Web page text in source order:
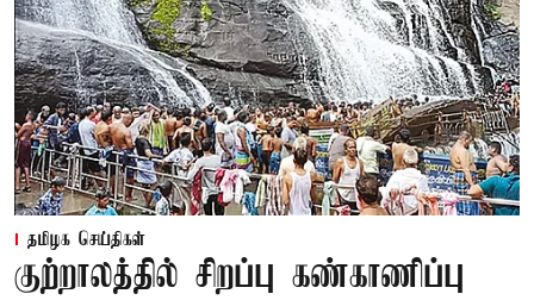
தமிழக செய்திகள்
குற்றாலத்தில் சிறப்பு கண்காணிப்பு